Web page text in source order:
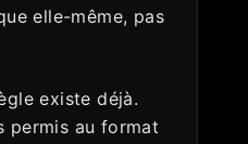
elle-même, pas
existe déjà.
permis au format